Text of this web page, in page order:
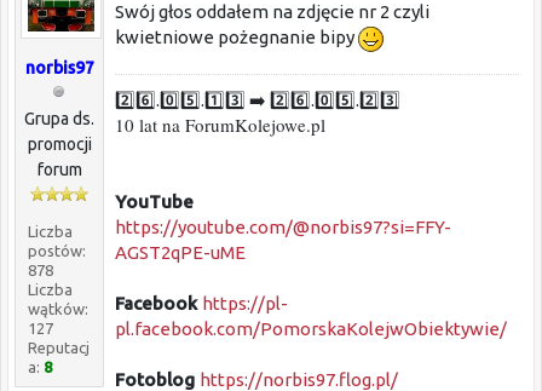
norbis97
Grupa ds.
promocji
forum
Liczba
postów:
878
Liczba
wątków:
127
Reputacj
a: 8
Swój głos oddałem na zdjęcie nr 2 czyli
kwietniowe pożegnanie bipy
2️⃣6️⃣.0️⃣5️⃣.1️⃣3️⃣ ➡️ 2️⃣6️⃣.0️⃣5️⃣.2️⃣3️⃣
10 lat na ForumKolejowe.pl
YouTube
https://youtube.com/@norbis97?si=FFY-
AGST2qPE-uME
Facebook https://pl-
pl.facebook.com/PomorskaKolejwObiektywie/
Fotoblog https://norbis97.flog.pl/